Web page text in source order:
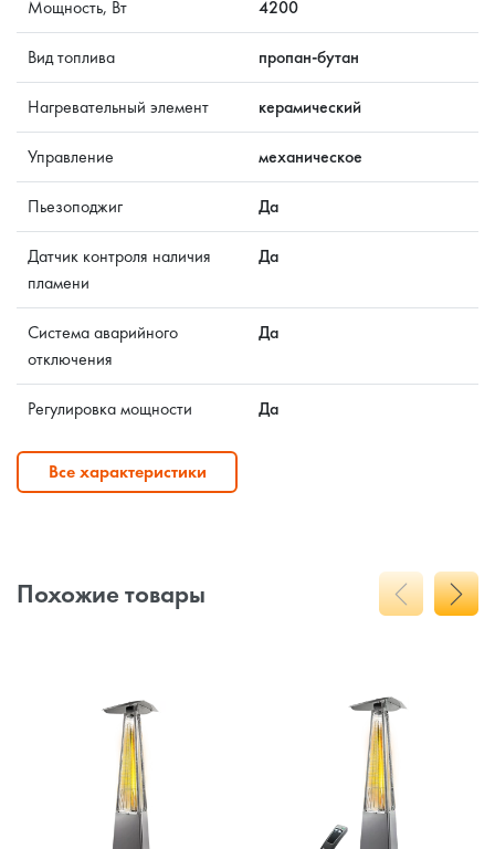
Мощность, Вт 4200
Вид топлива пропан-бутан
Нагревательный элемент керамический
Управление механическое
Пьезоподжиг Да
Датчик контроля наличия
пламени
Да
Cистема аварийного
отключения
Да
Регулировка мощности Да
Все характеристики
Похожие товары